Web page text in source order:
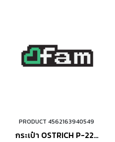
ORDER NOW
PRODUCT 4562163940549
กระเป๋า OSTRICH P-225